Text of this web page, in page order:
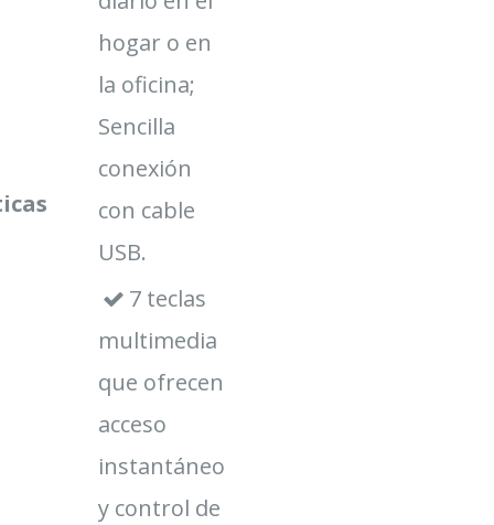
hogar o en
la oficina;
Sencilla
conexión
con cable
USB.
7 teclas
multimedia
que ofrecen
acceso
instantáneo
y control de